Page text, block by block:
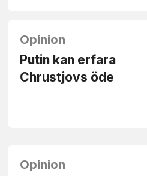
Opinion
Putin kan erfara
Chrustjovs öde
Opinion